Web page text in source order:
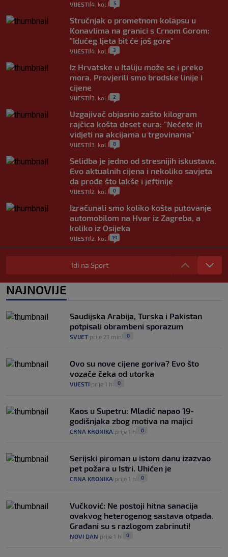
VIJESTI 4. kol. 5
Stručnjak o prometnom kolapsu u
Konavlima na granici s Crnom Gorom:
"Idućeg ljeta bit će još gore"
VIJESTI 4. kol. 3
Iz Hrvatske u Italiju može se i preko
mora. Provjerili smo brodske linije i
cijene
VIJESTI 3. kol. 2
Uzgajivač objasnio zašto kilogram
rajčica košta deset eura: "Nećete ih
vidjeti na akcijama u trgovinama"
VIJESTI 3. kol. 8
Selidba je jedno od stresnijih iskustava.
Evo aktualnih cijena i nekoliko savjeta
da prođe što lakše i jeftinije
VIJESTI 2. kol. 0
Izračunali smo koliko košta putovanje
automobilom na Hvar iz Zagreba, a
koliko iz Osijeka
VIJESTI 2. kol. 14
"Kći je otišla na more, a zaboravila
zdravstvenu iskaznicu". Kakva su prava
pacijenata izvan mjesta prebivališta?
1
junaci naših priča budu oni koji pomažu,
a ne oni koji su pobijedili nekoga"
VIJESTI 2
Idi na Sport
NAJNOVIJE
Saudijska Arabija, Turska i Pakistan
potpisali obrambeni sporazum
SVIJET prije 21 min 0
Ovo su nove cijene goriva? Evo što
vozače čeka od utorka
VIJESTI prije 1 h 0
Kaos u Supetru: Mladić napao 19-
godišnjaka zbog motiva na majici
CRNA KRONIKA prije 1 h 0
Serijski piroman u istom danu izazvao
pet požara u Istri. Uhićen je
CRNA KRONIKA prije 1 h 0
Vučković: Ne postoji hitna sanacija
ovakvog heterogenog sastava otpada.
Građani su s razlogom zabrinuti!
NOVI DAN prije 1 h 0